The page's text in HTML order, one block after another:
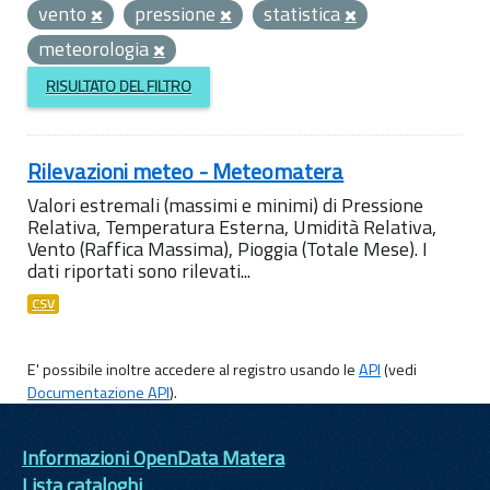
vento
pressione
statistica
meteorologia
RISULTATO DEL FILTRO
Rilevazioni meteo - Meteomatera
Valori estremali (massimi e minimi) di Pressione
Relativa, Temperatura Esterna, Umidità Relativa,
Vento (Raffica Massima), Pioggia (Totale Mese). I
dati riportati sono rilevati...
CSV
E' possibile inoltre accedere al registro usando leAPI(vedi
Documentazione API).
Informazioni OpenData Matera